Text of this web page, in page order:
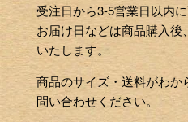
受注日から3-5営業日以内
お届け日などは商品購入
いたします。
商品のサイズ・送料がわか
問い合わせください。